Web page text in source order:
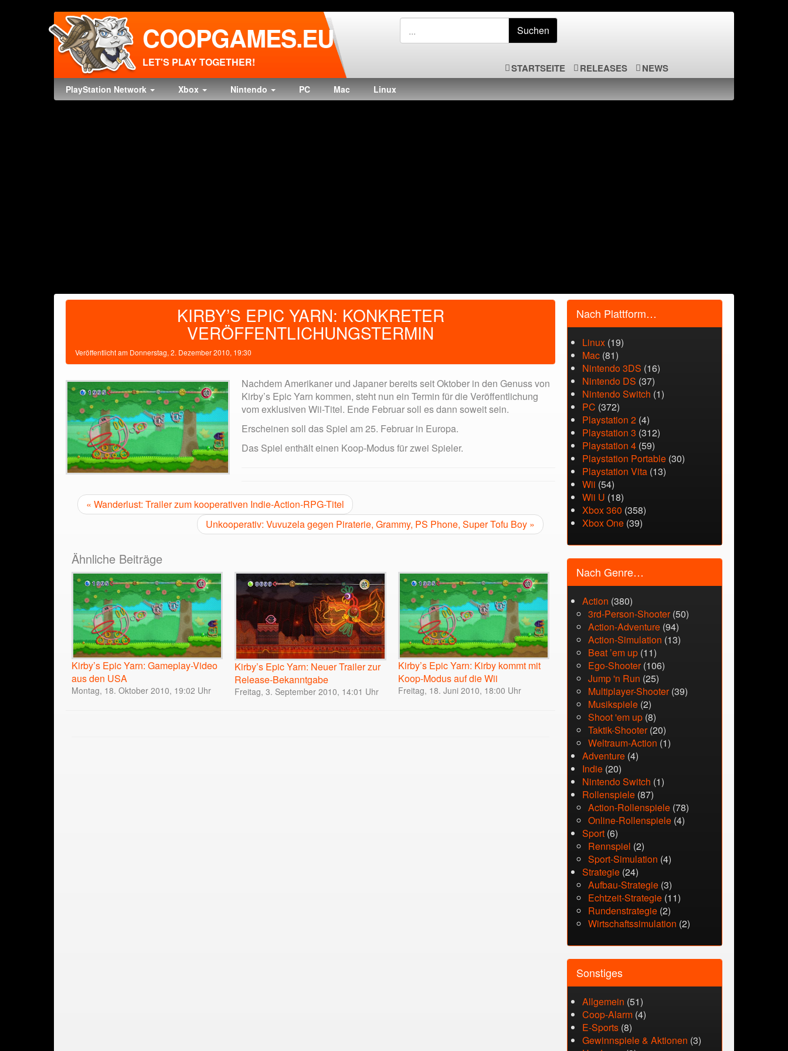
COOPGAMES.EU
LET'S PLAY TOGETHER! STARTSEITE RELEASES NEWS
PlayStation Network Xbox Nintendo PC Mac Linux
KIRBY’S EPIC YARN: KONKRETER
VERÖFFENTLICHUNGSTERMIN
Veröffentlicht am Donnerstag, 2. Dezember 2010, 19:30
Nachdem Amerikaner und Japaner bereits seit Oktober in den Genuss von
Kirby’s Epic Yarn kommen, steht nun ein Termin für die Veröffentlichung
vom exklusiven Wii-Titel. Ende Februar soll es dann soweit sein.
Erscheinen soll das Spiel am 25. Februar in Europa.
Das Spiel enthält einen Koop-Modus für zwei Spieler.
« Wanderlust: Trailer zum kooperativen Indie-Action-RPG-Titel
Unkooperativ: Vuvuzela gegen Piraterie, Grammy, PS Phone, Super Tofu Boy »
Ähnliche Beiträge
Kirby’s Epic Yarn: Gameplay-Video
aus den USA
Montag, 18. Oktober 2010, 19:02 Uhr
Kirby’s Epic Yarn: Neuer Trailer zur
Release-Bekanntgabe
Freitag, 3. September 2010, 14:01 Uhr
Kirby’s Epic Yarn: Kirby kommt mit
Koop-Modus auf die Wii
Freitag, 18. Juni 2010, 18:00 Uhr
Nach Plattform…
Linux (19)
Mac (81)
Nintendo 3DS (16)
Nintendo DS (37)
Nintendo Switch (1)
PC (372)
Playstation 2 (4)
Playstation 3 (312)
Playstation 4 (59)
Playstation Portable (30)
Playstation Vita (13)
Wii (54)
Wii U (18)
Xbox 360 (358)
Xbox One (39)
Nach Genre…
Action (380)
3rd-Person-Shooter(50)
Action-Adventure (94)
Action-Simulation (13)
Beat ’em up (11)
Ego-Shooter(106)
Jump 'n Run (25)
Multiplayer-Shooter(39)
Musikspiele (2)
Shoot 'em up (8)
Taktik-Shooter(20)
Weltraum-Action (1)
Adventure (4)
Indie (20)
Nintendo Switch (1)
Rollenspiele (87)
Action-Rollenspiele (78)
Online-Rollenspiele (4)
Sport (6)
Rennspiel (2)
Sport-Simulation (4)
Strategie (24)
Aufbau-Strategie (3)
Echtzeit-Strategie (11)
Rundenstrategie (2)
Wirtschaftssimulation (2)
Sonstiges
Allgemein (51)
Coop-Alarm (4)
E-Sports (8)
Gewinnspiele & Aktionen (3)